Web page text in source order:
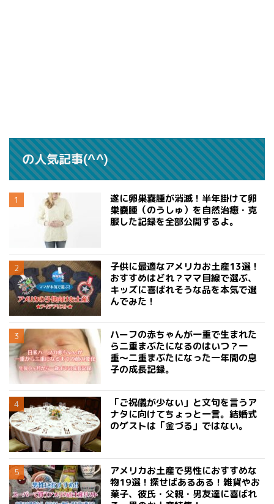
の人気記事(^^)
遂に卵巣嚢腫が消滅！半年掛けて卵
巣嚢腫（のうしゅ）を自然治癒・克
服した記録を全部公開するよ。
子供に最適なアメリカお土産13選！
おすすめはどれ？ママ目線で選ぶ、
キッズに喜ばれそうな品を本気で選
んでみた！
ハーフの赤ちゃんが一重で生まれた
ら二重まぶたになるのはいつ？一
重〜二重まぶたになった一年間の息
子の成長記録。
「ご祝儀が少ない」と文句を言うア
ナタに向けてちょっと一言。結婚式
のゲストは「金づる」ではない。
アメリカお土産で男性におすすめな
物19選！探せばあるある！雑貨やお
菓子、彼氏・父親・男友達に喜ばれ